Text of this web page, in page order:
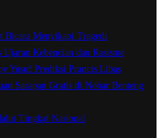
Bicara Menyikapi Tragedi
Kebencian dan Rasisme
Yusuf Prediksi Prancis Libas
Sarapan Gratis di Nobar Benteng
Tingkat Nasional